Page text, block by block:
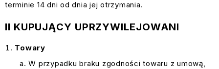
terminie 14 dni od dnia jej otrzymania.
II KUPUJĄCY UPRZYWILEJOWANI
Towary
W przypadku braku zgodności towaru z umową,